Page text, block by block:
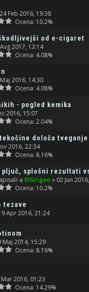
Feb 2016, 19:38
Ocena: 10.2%
od e-cigaret
2017, 13:14
Ocena: 4.08%
2016, 14:30
Ocena: 4.08%
- pogled kemika
2016, 15:07
Ocena: 2.04%
določa
2016, 22:34
Ocena: 8.16%
pljuč, splošni rezultati
a ElGrigon » 02 Jun
Ocena: 10.2%
tezave
Apr 2016, 21:24
Maj 2014, 15:29
Ocena: 8.16%
Mar 2016, 01:23
Ocena: 14.29%